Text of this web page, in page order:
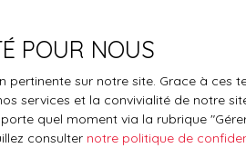
POUR NOUS
sur notre site. Grace à ces
et la convivialité de notre
quel moment via la rubrique
consulter notre politique de